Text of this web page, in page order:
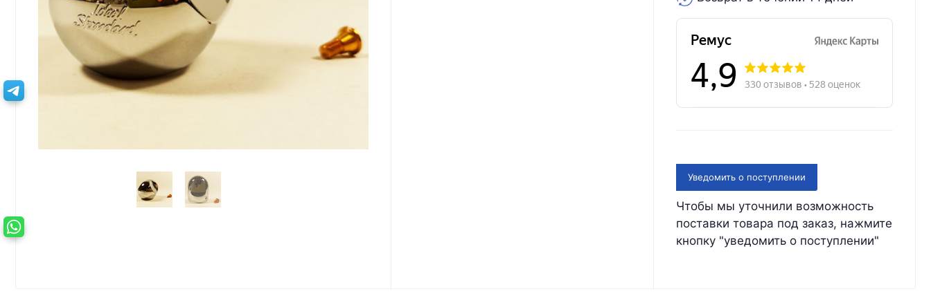
Уведомить о поступлении
Чтобы мы уточнили возможность
поставки товара под заказ, нажмите
кнопку "уведомить о поступлении"